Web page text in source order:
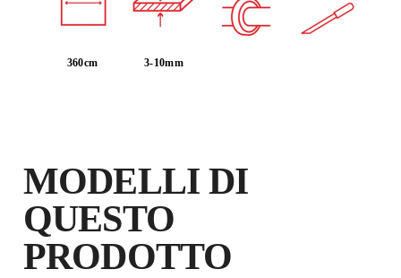
REGISTRANDO QUESTO
PRODOTTO NEL RUBI CLUB
IDONEI
360cm 3-10mm
MODELLI DI
QUESTO
PRODOTTO